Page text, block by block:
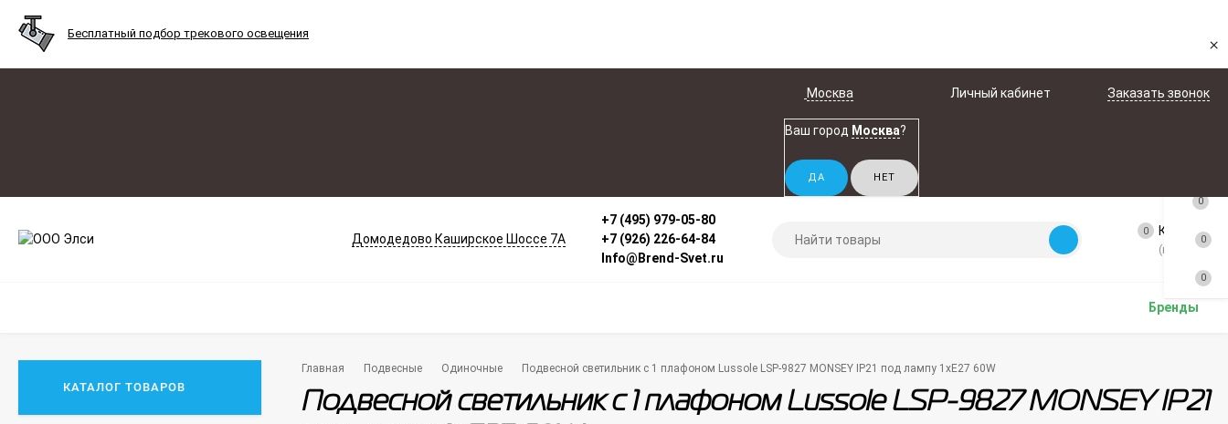
Бесплатный подбор трекового освещения
×
Москва
Ваш город Москва?
Личный кабинет Заказать звонок
Домодедово Каширское Шоссе 7А
+7 (495) 979-05-80
+7 (926) 226-64-84
Info@Brend-Svet.ru
0 Корзина
(пусто)
Бренды
КАТАЛОГ ТОВАРОВ
Главная Подвесные Одиночные Подвесной светильник с 1 плафоном Lussole LSP-9827 MONSEY IP21 под лампу 1xE27 60W
Подвесной светильник с 1 плафоном Lussole LSP-9827 MONSEY IP21
0
0
0